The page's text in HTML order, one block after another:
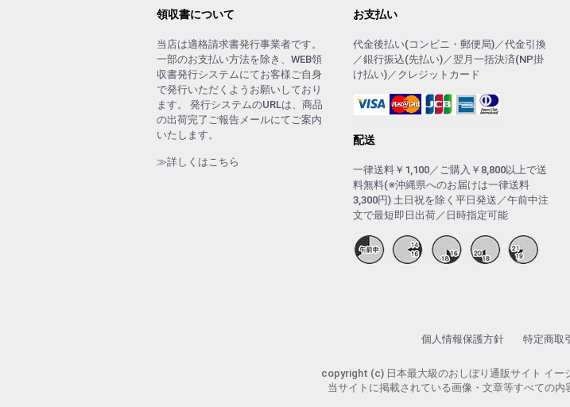
領収書について
当店は適格請求書発行事業者です。
一部のお支払い方法を除き、WEB領
収書発行システムにてお客様ご自身
で発行いただくようお願いしており
ます。 発行システムのURLは、商品
の出荷完了ご報告メールにてご案内
いたします。
≫詳しくはこちら
お支払い
代金後払い(コンビニ・郵便局)／代金引換
／銀行振込(先払い)／翌月一括決済(NP掛
け払い)／クレジットカード
配送
一律送料￥1,100／ご購入￥8,800以上で送
料無料(※沖縄県へのお届けは一律送料
3,300円) 土日祝を除く平日発送／午前中注
文で最短即日出荷／日時指定可能
個人情報保護方針 特定商取
copyright (c) 日本最大級のおしぼり通販サイト イ
当サイトに掲載されている画像・文章等すべての内